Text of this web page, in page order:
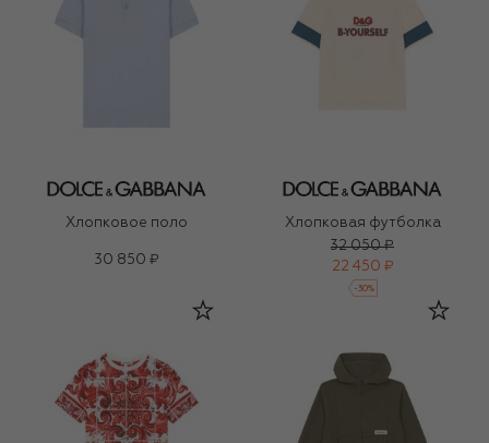
Хлопковое поло
30 850 ₽
Хлопковая футболка
32 050 ₽
22 450 ₽
-30%